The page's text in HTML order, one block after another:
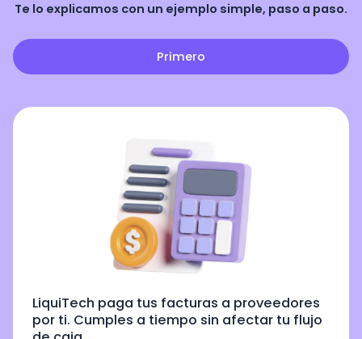
Te lo explicamos con un ejemplo simple, paso a paso.
Primero
LiquiTech paga tus facturas a proveedores
por ti. Cumples a tiempo sin afectar tu flujo